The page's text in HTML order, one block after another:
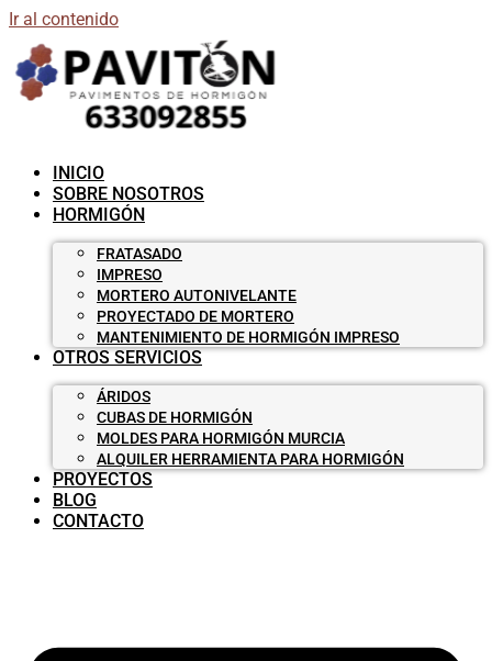
Ir al contenido
INICIO
SOBRE NOSOTROS
HORMIGÓN
FRATASADO
IMPRESO
MORTERO AUTONIVELANTE
PROYECTADO DE MORTERO
MANTENIMIENTO DE HORMIGÓN IMPRESO
OTROS SERVICIOS
ÁRIDOS
CUBAS DE HORMIGÓN
MOLDES PARA HORMIGÓN MURCIA
ALQUILER HERRAMIENTA PARA HORMIGÓN
PROYECTOS
BLOG
CONTACTO